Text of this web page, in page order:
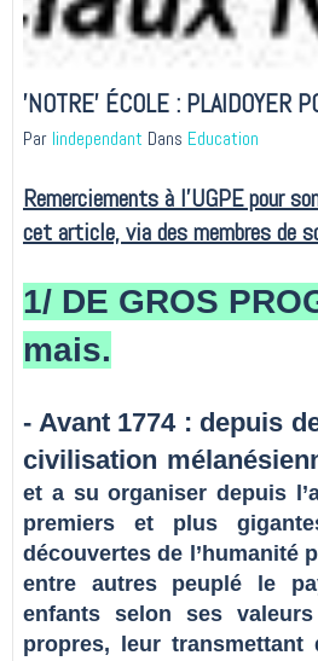
'NOTRE' ÉCOLE : PLAIDOYER
Par lindependant Dans Education
Remerciements à l'UGPE pour
cet article, via des membres de
1/ DE GROS
mais.
- Avant 1774 : depuis
civilisation
et a su organiser depuis
premiers et plus
découvertes de l’humanité
entre autres peuplé le
enfants selon ses
propres, leur transmettant